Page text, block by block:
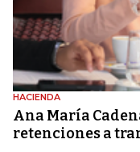
HACIENDA
Ana María
retenciones a